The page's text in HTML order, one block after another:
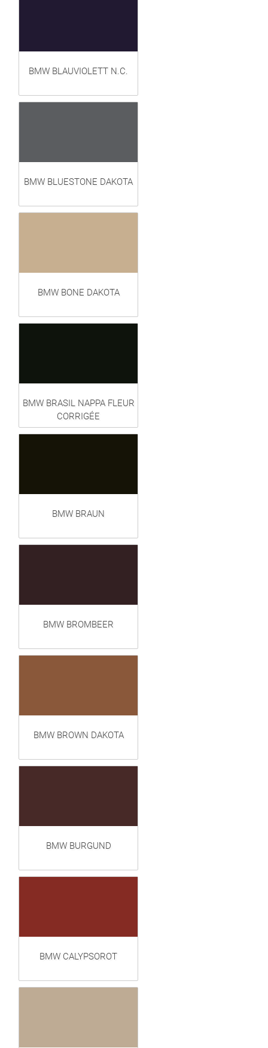
BMW BLAUVIOLETT N.C.
BMW BLUESTONE DAKOTA
BMW BONE DAKOTA
BMW BRASIL NAPPA FLEUR
CORRIGÉE
BMW BRAUN
BMW BROMBEER
BMW BROWN DAKOTA
BMW BURGUND
BMW CALYPSOROT